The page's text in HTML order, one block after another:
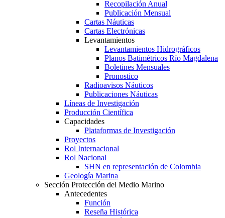
Recopilación Anual
Publicación Mensual
Cartas Náuticas
Cartas Electrónicas
Levantamientos
Levantamientos Hidrográficos
Planos Batimétricos Río Magdalena
Boletines Mensuales
Pronostico
Radioavisos Náuticos
Publicaciones Náuticas
Líneas de Investigación
Producción Científica
Capacidades
Plataformas de Investigación
Proyectos
Rol Internacional
Rol Nacional
SHN en representación de Colombia
Geología Marina
Sección Protección del Medio Marino
Antecedentes
Función
Reseña Histórica